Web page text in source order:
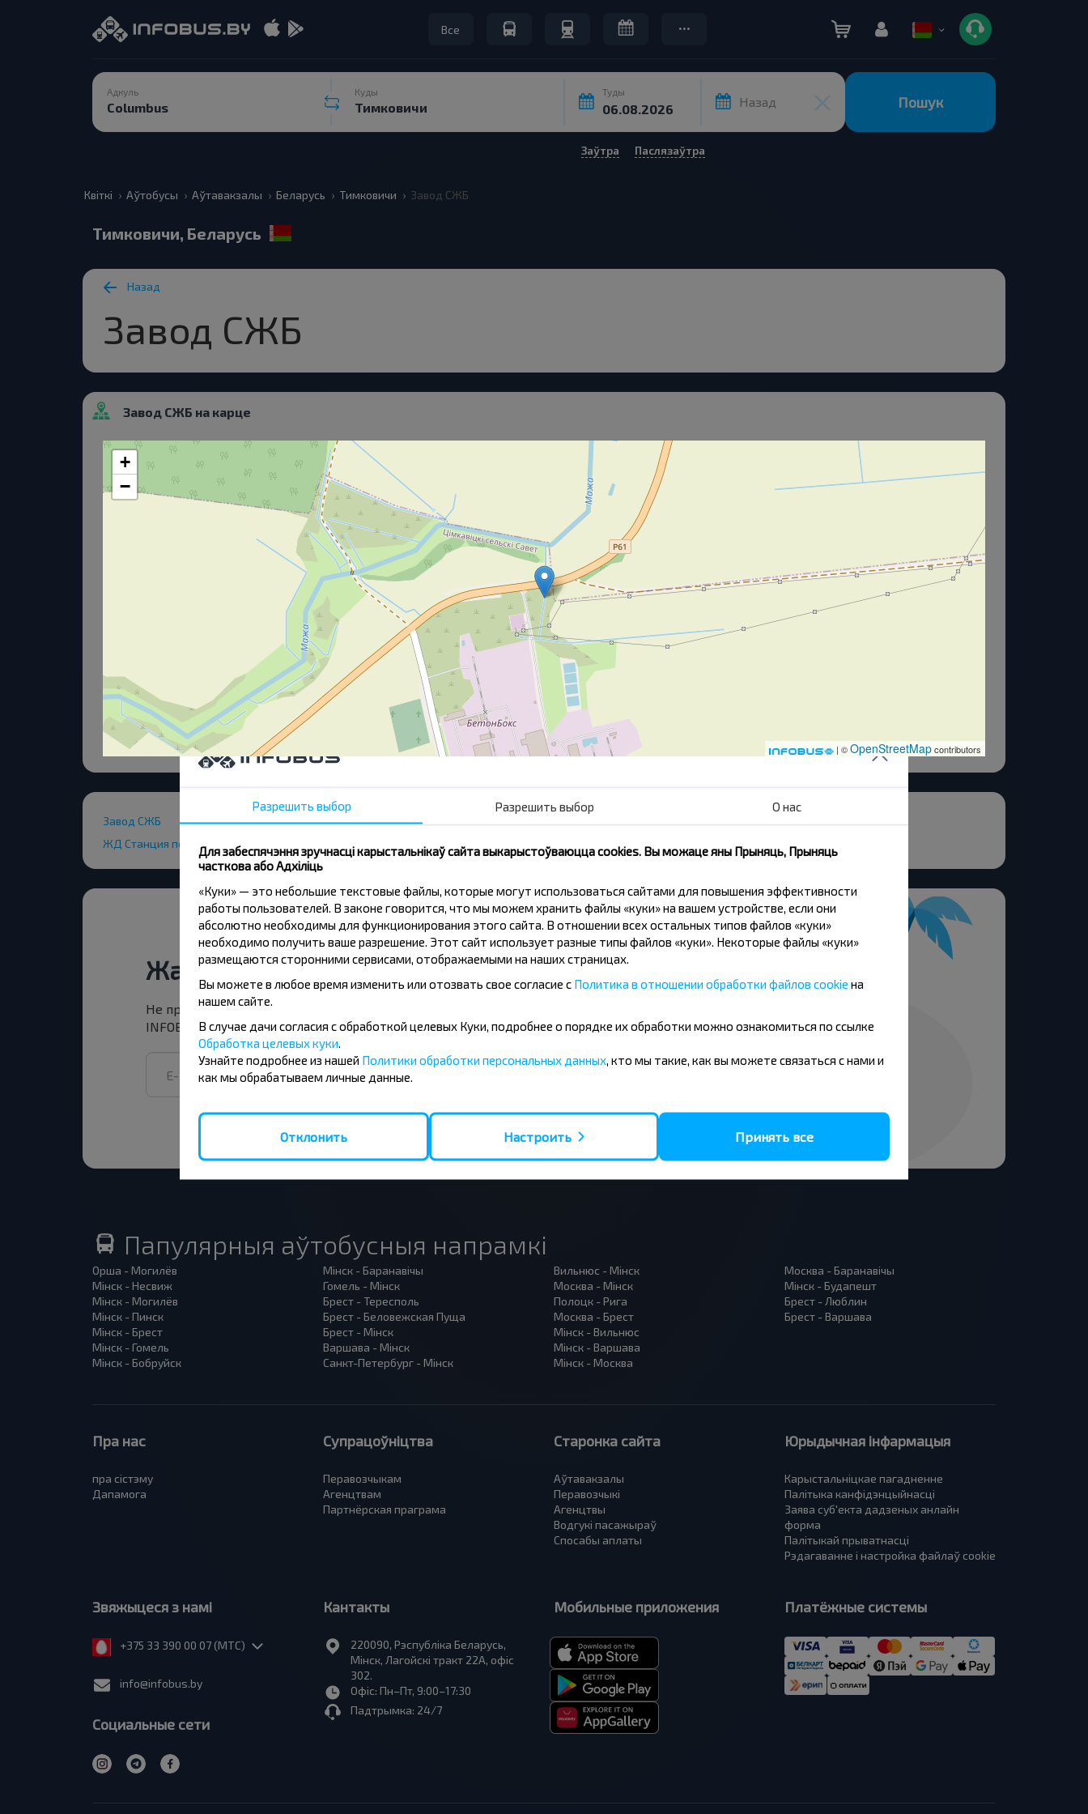
Все
Адкуль Куды Туды
Назад Пошук
Заўтра Паслязаўтра
Квіткі Аўтобусы Аўтавакзалы Беларусь Тимковичи Завод СЖБ
Тимковичи, Беларусь
Назад
Завод СЖБ
Завод СЖБ на карце
+
−
| ©OpenStreetMapcontributors
Завод СЖБ
ЖД Станция пов.
Агрогородок
Тимковичи АК
Тимковичи АК-1
Жадаеце падарожнічаць танней?
Не прапусці спецыяльныя акцыі, зніжкі і іншыя цікавыя прапановы
INFOBUS. Падпішыся на атрыманне навін і падарожнічай з намі танней!
Папулярныя аўтобусныя напрамкі
Орша - Могилёв
Мінск - Несвиж
Мінск - Могилёв
Мінск - Пинск
Мінск - Брест
Мінск - Гомель
Мінск - Бобруйск
Мінск - Баранавiчы
Гомель - Мінск
Брест - Тересполь
Брест - Беловежская Пуща
Брест - Мінск
Варшава - Мінск
Санкт-Петербург - Мінск
Вильнюс - Мінск
Москва - Мінск
Полоцк - Рига
Москва - Брест
Мінск - Вильнюс
Мінск - Варшава
Мінск - Москва
Москва - Баранавiчы
Мінск - Будапешт
Брест - Люблин
Брест - Варшава
Пра нас
пра сiстэму
Дапамога
Супрацоўніцтва
Перавозчыкам
Агенцтвам
Партнёрская праграма
Старонка сайта
Аўтавакзалы
Перавозчыкі
Агенцтвы
Водгукі пасажыраў
Спосабы аплаты
Юрыдычная інфармацыя
Карыстальніцкае пагадненне
Палітыка канфідэнцыйнасці
Заява суб'екта дадзеных анлайн
форма
Палітыкай прыватнасці
Рэдагаванне і настройка файлаў cookie
Звяжыцеся з намі
+375 33 390 00 07 (МТС)
info@infobus.by
Социальные сети
Кантакты
220090, Рэспубліка Беларусь,
Мінск, Лагойскі тракт 22A, офіс
302.
Офіс: Пн–Пт, 9:00–17:30
Падтрымка: 24/7
Мобильные приложения Платёжные системы
Разрешить выбор Разрешить выбор О нас
Для забеспячэння зручнасці карыстальнікаў сайта выкарыстоўваюцца cookies. Вы можаце яны Прыняць, Прыняць
часткова або Адхіліць
«Куки» — это небольшие текстовые файлы, которые могут использоваться сайтами для повышения эффективности
работы пользователей. В законе говорится, что мы можем хранить файлы «куки» на вашем устройстве, если они
абсолютно необходимы для функционирования этого сайта. В отношении всех остальных типов файлов «куки»
необходимо получить ваше разрешение. Этот сайт использует разные типы файлов «куки». Некоторые файлы «куки»
размещаются сторонними сервисами, отображаемыми на наших страницах.
Вы можете в любое время изменить или отозвать свое согласие с Политика в отношении обработки файлов cookie на
нашем сайте.
В случае дачи согласия с обработкой целевых Куки, подробнее о порядке их обработки можно ознакомиться по ссылке
Обработка целевых куки
Узнайте подробнее из нашей Политики обработки персональных данных , кто мы такие, как вы можете связаться с нами и
как мы обрабатываем личные данные.
Отклонить Настроить Принять все